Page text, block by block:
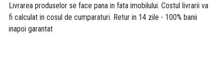
Livrarea produselor se face pana in fata imobilului. Costul livrarii va
fi calculat in cosul de cumparaturi. Retur in 14 zile - 100% banii
inapoi garantat